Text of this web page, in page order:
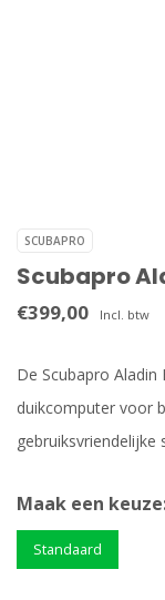
SCUBAPRO
Scubapro
€399,00 Incl. btw
De Scubapro
duikcomputer voor
gebruiksvriendelijke
Maak een
Standaard